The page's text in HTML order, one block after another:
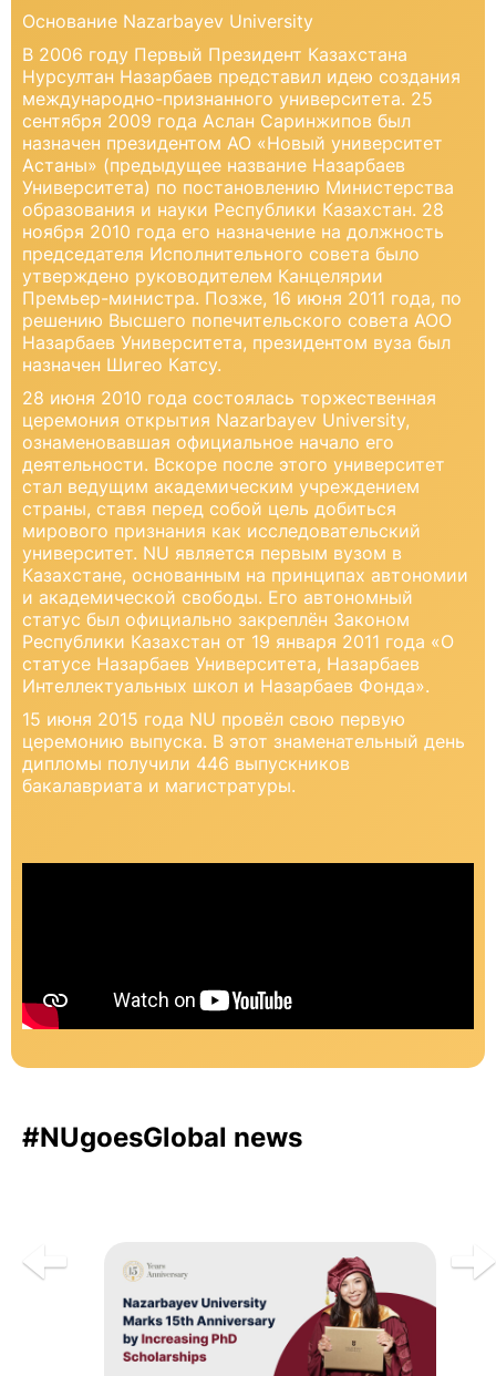
Основание Nazarbayev University
В 2006 году Первый Президент Казахстана
Нурсултан Назарбаев представил идею создания
международно-признанного университета. 25
сентября 2009 года Аслан Саринжипов был
назначен президентом АО «Новый университет
Астаны» (предыдущее название Назарбаев
Университета) по постановлению Министерства
образования и науки Республики Казахстан. 28
ноября 2010 года его назначение на должность
председателя Исполнительного совета было
утверждено руководителем Канцелярии
Премьер-министра. Позже, 16 июня 2011 года, по
решению Высшего попечительского совета АОО
Назарбаев Университета, президентом вуза был
назначен Шигео Катсу.
28 июня 2010 года состоялась торжественная
церемония открытия Nazarbayev University,
ознаменовавшая официальное начало его
деятельности. Вскоре после этого университет
стал ведущим академическим учреждением
страны, ставя перед собой цель добиться
мирового признания как исследовательский
университет. NU является первым вузом в
Казахстане, основанным на принципах автономии
и академической свободы. Его автономный
статус был официально закреплён Законом
Республики Казахстан от 19 января 2011 года «О
статусе Назарбаев Университета, Назарбаев
Интеллектуальных школ и Назарбаев Фонда».
15 июня 2015 года NU провёл свою первую
церемонию выпуска. В этот знаменательный день
дипломы получили 446 выпускников
бакалавриата и магистратуры.
#NUgoesGlobal news